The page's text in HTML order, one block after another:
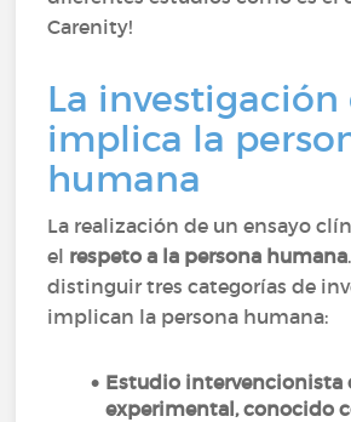
Carenity!
La investigación
implica la
humana
La realización de un ensayo
el respeto a la persona humana
distinguir tres categorías de
implican la persona humana:
Estudio intervencionista
experimental, conocido